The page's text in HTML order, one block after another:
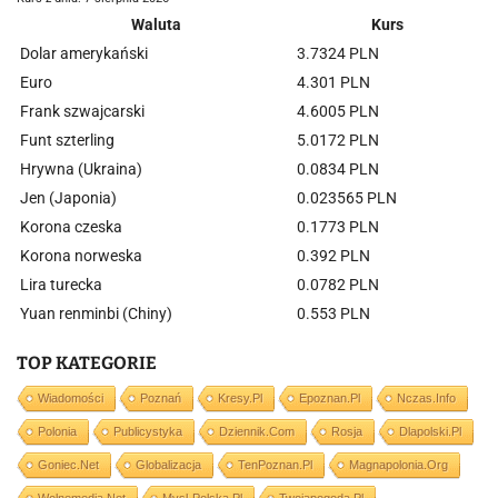
Waluta
Kurs
Dolar amerykański
3.7324 PLN
Euro
4.301 PLN
Frank szwajcarski
4.6005 PLN
Funt szterling
5.0172 PLN
Hrywna (Ukraina)
0.0834 PLN
Jen (Japonia)
0.023565 PLN
Korona czeska
0.1773 PLN
Korona norweska
0.392 PLN
Lira turecka
0.0782 PLN
Yuan renminbi (Chiny)
0.553 PLN
TOP KATEGORIE
Wiadomości Poznań Kresy.pl Epoznan.pl Nczas.info
Polonia Publicystyka Dziennik.com Rosja Dlapolski.pl
Goniec.net Globalizacja TenPoznan.pl Magnapolonia.org